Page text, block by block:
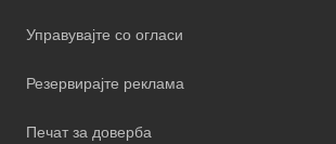
Управувајте со огласи
Резервирајте реклама
Печат за доверба